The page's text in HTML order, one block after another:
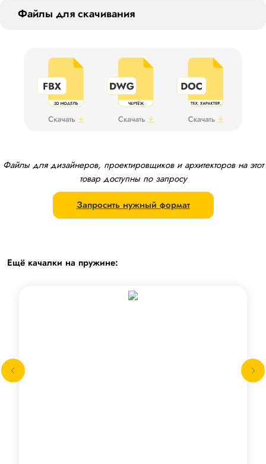
Файлы для скачивания
Файлы для дизайнеров, проектировщиков и архитекторов на этот
товар доступны по запросу
Запросить нужный формат
Ещё качалки на пружине: